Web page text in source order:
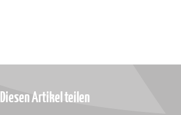
Diesen Artikel teilen